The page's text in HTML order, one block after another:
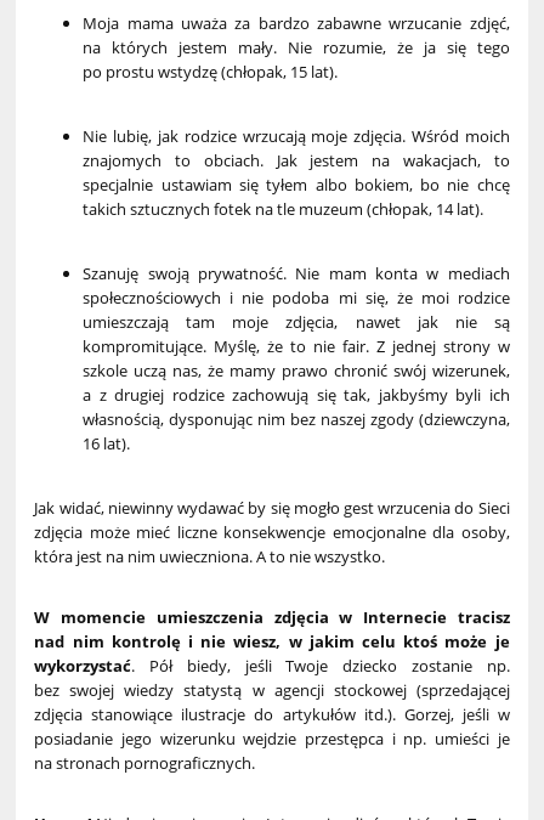
Moja mama uważa za bardzo zabawne wrzucanie zdjęć,
na których jestem mały. Nie rozumie, że ja się tego
po prostu wstydzę (chłopak, 15 lat).
Nie lubię, jak rodzice wrzucają moje zdjęcia. Wśród moich
znajomych to obciach. Jak jestem na wakacjach, to
specjalnie ustawiam się tyłem albo bokiem, bo nie chcę
takich sztucznych fotek na tle muzeum (chłopak, 14 lat).
Szanuję swoją prywatność. Nie mam konta w mediach
społecznościowych i nie podoba mi się, że moi rodzice
umieszczają tam moje zdjęcia, nawet jak nie są
kompromitujące. Myślę, że to nie fair. Z jednej strony w
szkole uczą nas, że mamy prawo chronić swój wizerunek,
a z drugiej rodzice zachowują się tak, jakbyśmy byli ich
własnością, dysponując nim bez naszej zgody (dziewczyna,
16 lat).
Jak widać, niewinny wydawać by się mogło gest wrzucenia do Sieci
zdjęcia może mieć liczne konsekwencje emocjonalne dla osoby,
która jest na nim uwieczniona. A to nie wszystko.
W momencie umieszczenia zdjęcia w Internecie tracisz
nad nim kontrolę i nie wiesz, w jakim celu ktoś może je
wykorzystać. Pół biedy, jeśli Twoje dziecko zostanie np.
bez swojej wiedzy statystą w agencji stockowej (sprzedającej
zdjęcia stanowiące ilustracje do artykułów itd.). Gorzej, jeśli w
posiadanie jego wizerunku wejdzie przestępca i np. umieści je
na stronach pornograficznych.